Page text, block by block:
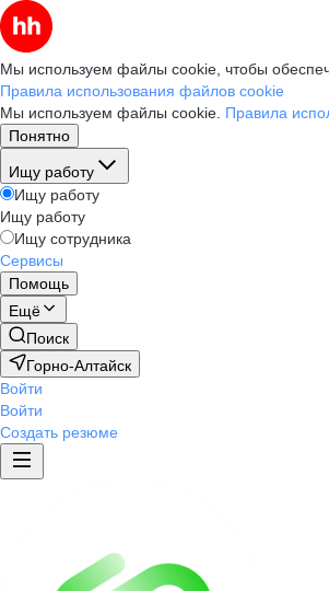
Мы используем файлы cookie, чтобы
Правила использования файлов cookie
Мы используем файлы cookie. Правила
Понятно
Ищу работу
Ищу работу
Ищу работу
Ищу сотрудника
Сервисы
Помощь
Ещё
Поиск
Горно-Алтайск
Войти
Войти
Создать резюме